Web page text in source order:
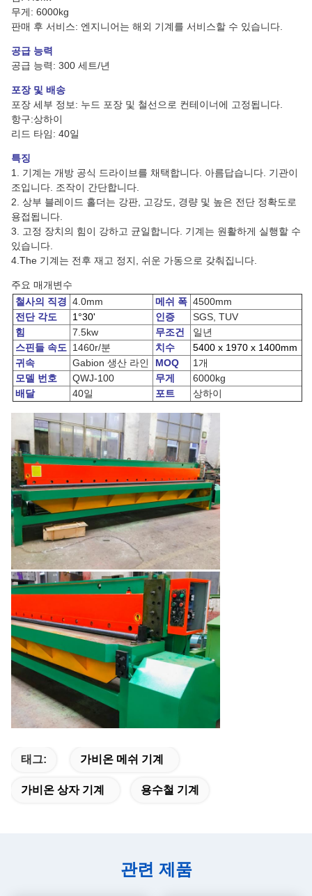
무게: 6000kg
판매 후 서비스: 엔지니어는 해외 기계를 서비스할 수 있습니다.
공급 능력
공급 능력: 300 세트/년
포장 및 배송
포장 세부 정보: 누드 포장 및 철선으로 컨테이너에 고정됩니다.
항구:상하이
리드 타임: 40일
특징
1. 기계는 개방 공식 드라이브를 채택합니다. 아름답습니다. 기관이
조입니다. 조작이 간단합니다.
2. 상부 블레이드 홀더는 강판, 고강도, 경량 및 높은 전단 정확도로
용접됩니다.
3. 고정 장치의 힘이 강하고 균일합니다. 기계는 원활하게 실행할 수
있습니다.
4.The 기계는 전후 재고 정지, 쉬운 가동으로 갖춰집니다.
주요 매개변수
철사의 직경 4.0mm 메쉬 폭 4500mm
전단 각도
1°30' 인증
SGS, TUV
힘
7.5kw 무조건
일년
스핀들 속도
1460r/분 치수
5400 x 1970 x 1400mm
귀속
Gabion 생산 라인 MOQ
1개
모델 번호
QWJ-100 무게
6000kg
배달
40일 포트 상하이
태그: 가비온 메쉬 기계
가비온 상자 기계 용수철 기계
관련 제품